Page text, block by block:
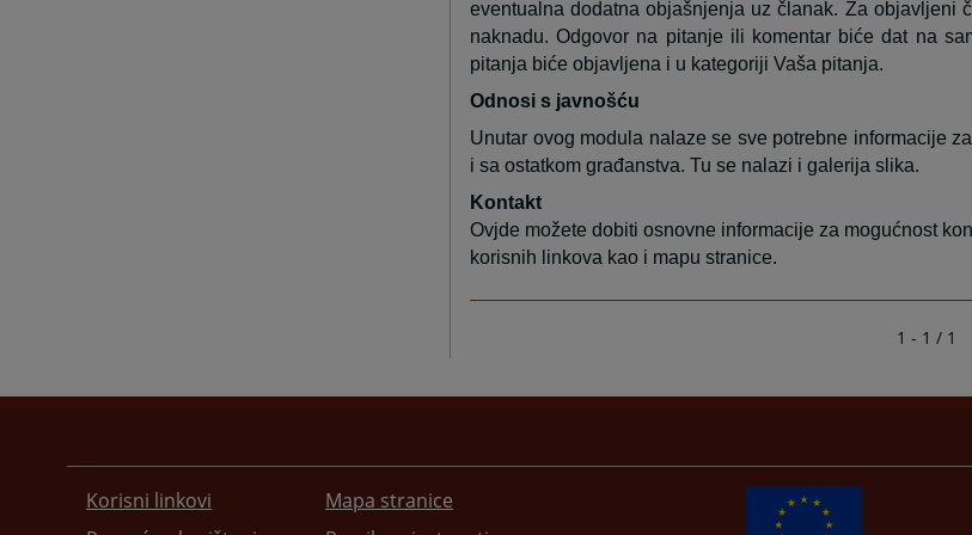
eventualna dodatna objašnjenja uz članak. Za objavljeni
naknadu. Odgovor na pitanje ili komentar biće dat na
pitanja biće objavljena i u kategoriji Vaša pitanja.
Odnosi s javnošću
Unutar ovog modula nalaze se sve potrebne informacije
i sa ostatkom građanstva. Tu se nalazi i galerija slika.
Kontakt
Ovjde možete dobiti osnovne informacije za mogućnost
korisnih linkova kao i mapu stranice.
1 - 1 / 1
Korisni linkovi
Mapa stranice